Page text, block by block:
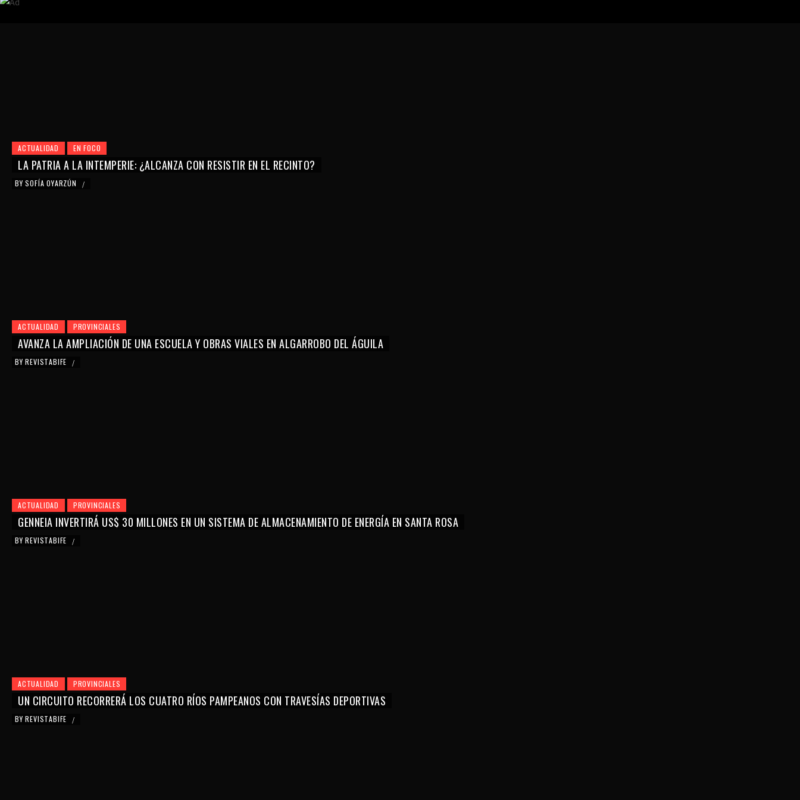
ACTUALIDAD EN FOCO
LA PATRIA A LA INTEMPERIE: ¿ALCANZA CON RESISTIR EN EL RECINTO?
BY SOFÍA OYARZÚN /
ACTUALIDAD PROVINCIALES
AVANZA LA AMPLIACIÓN DE UNA ESCUELA Y OBRAS VIALES EN ALGARROBO DEL ÁGUILA
BY REVISTABIFE /
ACTUALIDAD PROVINCIALES
GENNEIA INVERTIRÁ US$ 30 MILLONES EN UN SISTEMA DE ALMACENAMIENTO DE ENERGÍA EN SANTA ROSA
BY REVISTABIFE /
ACTUALIDAD PROVINCIALES
UN CIRCUITO RECORRERÁ LOS CUATRO RÍOS PAMPEANOS CON TRAVESÍAS DEPORTIVAS
BY REVISTABIFE /